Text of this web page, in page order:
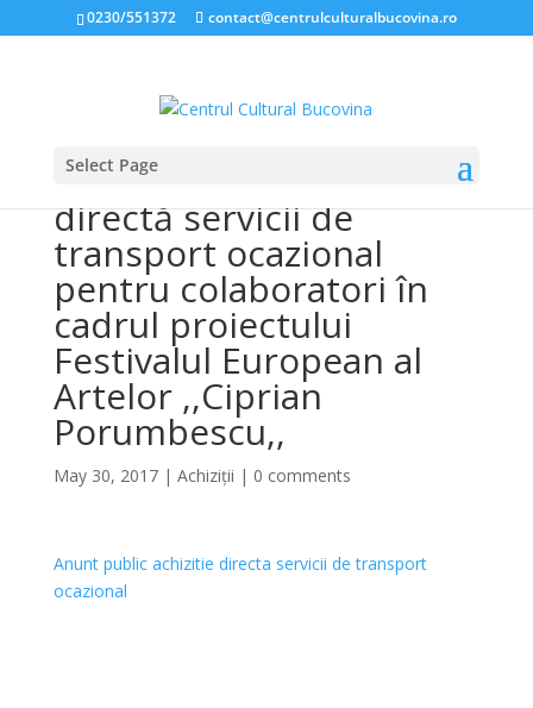
0230/551372 contact@centrulculturalbucovina.ro
Select Page
Anunț public achiziție
directă servicii de
transport ocazional
pentru colaboratori în
cadrul proiectului
Festivalul European al
Artelor ,,Ciprian
Porumbescu,,
May 30, 2017| Achiziții | 0 comments
Anunt public achizitie directa servicii de transport
ocazional